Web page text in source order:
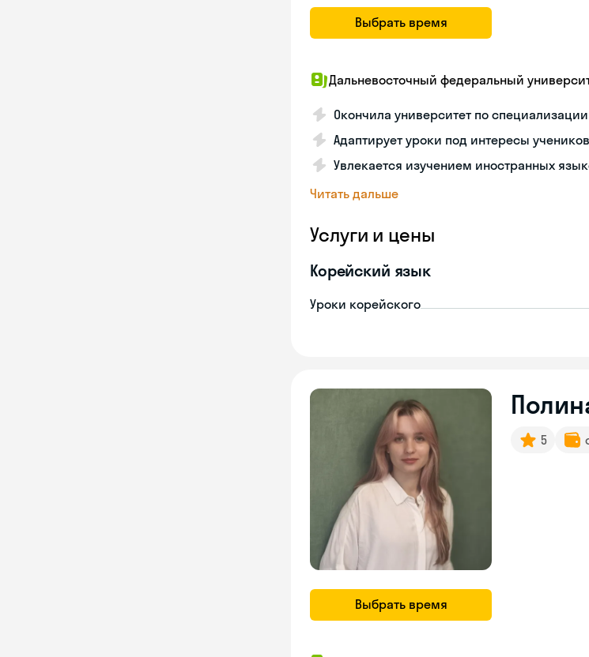
Выбрать время
Дальневосточный федеральный
Окончила университет по
Адаптирует уроки под интересы
Увлекается изучением иностранных
Читать дальше
Услуги и цены
Корейский язык
Уроки корейского
Выбрать время
5